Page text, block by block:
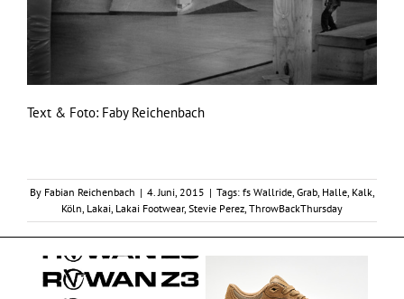
Text & Foto: Faby Reichenbach
By Fabian Reichenbach | 4. Juni, 2015 | Tags: fs Wallride, Grab, Halle, Kalk,
Köln, Lakai, Lakai Footwear, Stevie Perez, ThrowBackThursday